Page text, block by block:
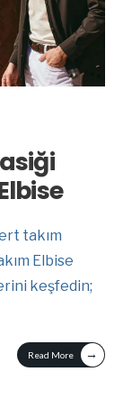
takım
Elbise
keşfedin;
Read More →